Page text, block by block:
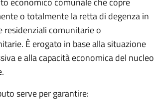
o totalmente la retta di degenza in
residenziali comunitarie o
È erogato in base alla situazione
e alla capacità economica del nucleo
serve per garantire: